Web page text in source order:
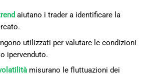
aiutano i trader a identificare la
utilizzati per valutare le condizioni
ipervenduto.
misurano le fluttuazioni dei